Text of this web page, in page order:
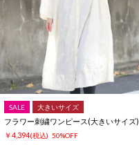
SALE 大きいサイズ
フラワー刺繍ワンピース(大きいサイズ)
￥4,394(税込) 50%OFF